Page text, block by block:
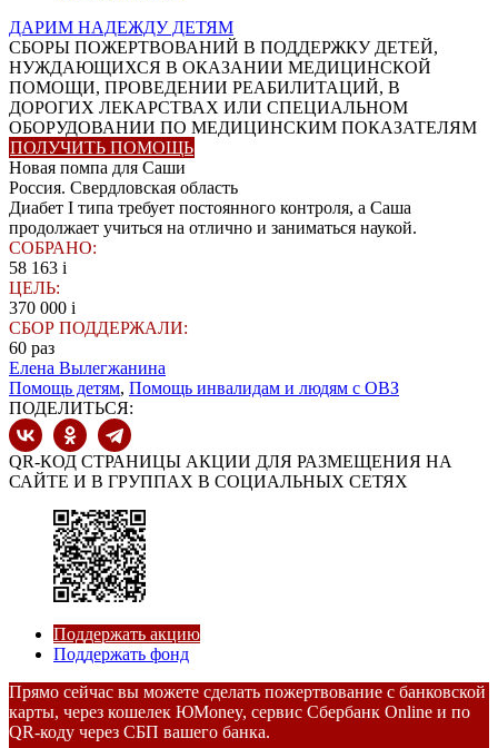
ДАРИМ НАДЕЖДУ ДЕТЯМ
СБОРЫ ПОЖЕРТВОВАНИЙ В ПОДДЕРЖКУ ДЕТЕЙ,
НУЖДАЮЩИХСЯ В ОКАЗАНИИ МЕДИЦИНСКОЙ
ПОМОЩИ, ПРОВЕДЕНИИ РЕАБИЛИТАЦИЙ, В
ДОРОГИХ ЛЕКАРСТВАХ ИЛИ СПЕЦИАЛЬНОМ
ОБОРУДОВАНИИ ПО МЕДИЦИНСКИМ ПОКАЗАТЕЛЯМ
ПОЛУЧИТЬ ПОМОЩЬ
Новая помпа для Саши
Россия. Свердловская область
Диабет I типа требует постоянного контроля, а Саша
продолжает учиться на отлично и заниматься наукой.
СОБРАНО:
58 163 i
ЦЕЛЬ:
370 000 i
СБОР ПОДДЕРЖАЛИ:
60 раз
Елена Вылегжанина
Помощь детям, Помощь инвалидам и людям с ОВЗ
ПОДЕЛИТЬСЯ:
QR-КОД СТРАНИЦЫ АКЦИИ ДЛЯ РАЗМЕЩЕНИЯ НА
САЙТЕ И В ГРУППАХ В СОЦИАЛЬНЫХ СЕТЯХ
Поддержать акцию
Поддержать фонд
Прямо сейчас вы можете сделать пожертвование с банковской
карты, через кошелек ЮMoney, сервис Сбербанк Online и по
QR-коду через СБП вашего банка.